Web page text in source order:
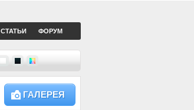
СТАТЬИ ФОРУМ
ГАЛЕРЕЯ